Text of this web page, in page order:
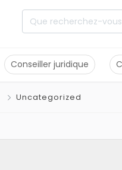
Conseiller juridique
Uncategorized